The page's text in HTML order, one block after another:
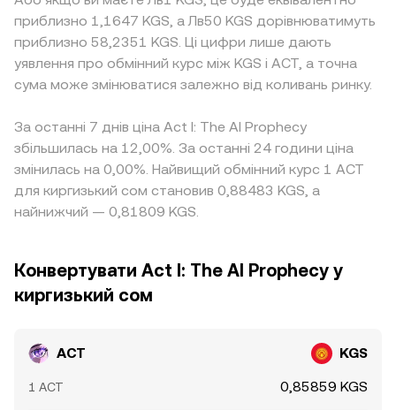
приблизно 1,1647 KGS, а Лв50 KGS дорівнюватимуть
приблизно 58,2351 KGS. Ці цифри лише дають
уявлення про обмінний курс між KGS і ACT, а точна
сума може змінюватися залежно від коливань ринку.
За останні 7 днів ціна Act I: The AI Prophecy
збільшилась на 12,00%. За останні 24 години ціна
змінилась на 0,00%. Найвищий обмінний курс 1 ACT
для киргизький сом становив 0,88483 KGS, а
найнижчий — 0,81809 KGS.
Конвертувати Act I: The AI Prophecy у
киргизький сом
ACT KGS
1 ACT 0,85859 KGS